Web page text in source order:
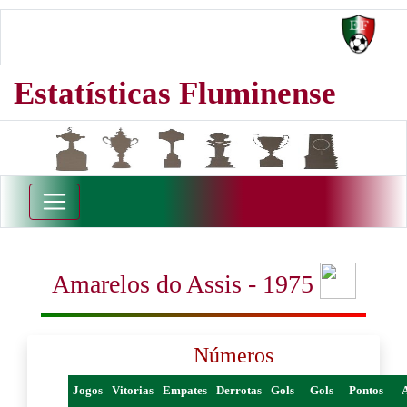
Estatísticas Fluminense
Amarelos do Assis - 1975
Números
Jogos Vitorias Empates Derrotas
Gols
Gols
Pontos